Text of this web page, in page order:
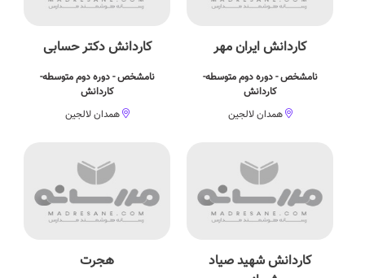
کاردانش ایران مهر
نامشخص - دوره دوم متوسطه-
کاردانش
همدان لالجین
کاردانش دکتر حسابی
نامشخص - دوره دوم متوسطه-
کاردانش
همدان لالجین
کاردانش شهید صیاد
هجرت